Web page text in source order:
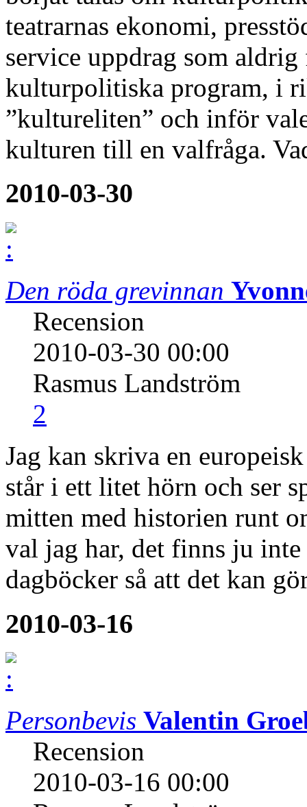
teatrarnas ekonomi,
service uppdrag som
kulturpolitiska program, i
”kultureliten” och inför
kulturen till en valfråga.
2010-03-30
Den röda grevinnan
Recension
2010-03-30 00:00
Rasmus Landström
2
Jag kan skriva en
står i ett litet hörn och ser
mitten med historien runt
val jag har, det finns ju
dagböcker så att det kan
2010-03-16
Personbevis Valentin
Recension
2010-03-16 00:00